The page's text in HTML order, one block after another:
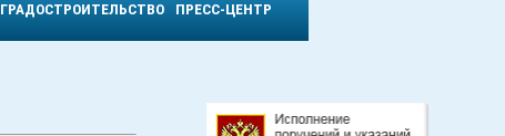
ГРАДОСТРОИТЕЛЬСТВО ПРЕСС-ЦЕНТР